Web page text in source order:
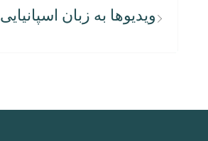
ویدیوها به زبان اسپانیایی